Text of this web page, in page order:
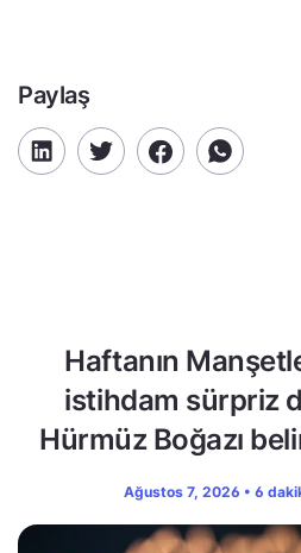
Paylaş
Haftanın
istihdam sürpriz
Hürmüz Boğazı
Ağustos 7, 2026 • 6